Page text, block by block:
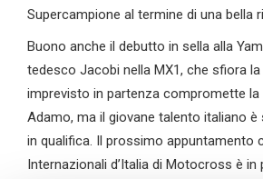
Supercampione al termine di una bella
Buono anche il debutto in sella alla
tedesco Jacobi nella MX1, che sfiora la
imprevisto in partenza compromette la
Adamo, ma il giovane talento italiano
in qualifica. Il prossimo appuntamento
Internazionali d’Italia di Motocross è in